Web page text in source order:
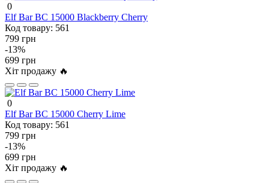
0
Elf Bar BC 15000 Blackberry Cherry
Код товару: 561
799 грн
-13%
699 грн
Хіт продажу 🔥
0
Elf Bar BC 15000 Cherry Lime
Код товару: 561
799 грн
-13%
699 грн
Хіт продажу 🔥